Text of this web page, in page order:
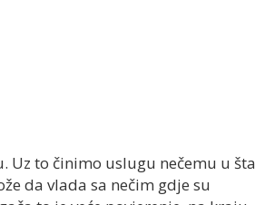
Uz to činimo uslugu nečemu u šta
da vlada sa nečim gdje su